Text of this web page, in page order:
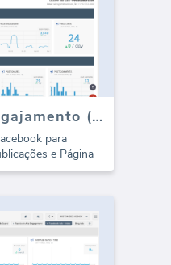
Facebook Ads Engajamento (Relatório)
para
e Página